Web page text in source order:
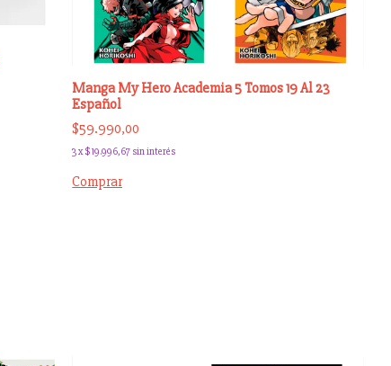
Manga My Hero Academia 5 Tomos 19 Al 23
Español
$59.990,00
3x$19.996,67 sin interés